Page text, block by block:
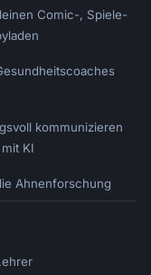
wanted to
free to"
Comic-, Spiele-
kommunizieren
KI
Ahnenforschung